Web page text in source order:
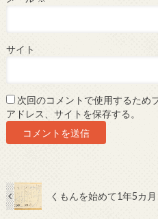
サイト
次回のコメントで使用するため
アドレス、サイトを保存する。
くもんを始めて1年5カ